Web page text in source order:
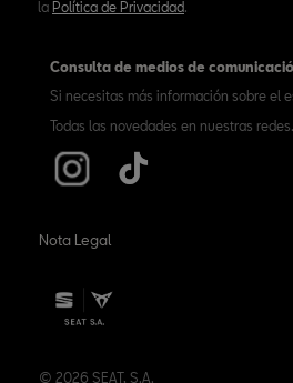
la Política de Privacidad.
© 2026 SEAT, S.A.
Consulta de medios de
Si necesitas más información sobre el
Todas las novedades en nuestras
Nota Legal